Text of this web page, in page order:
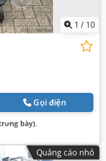
1 / 10
Gọi điện
bày),
Quảng cáo nhỏ